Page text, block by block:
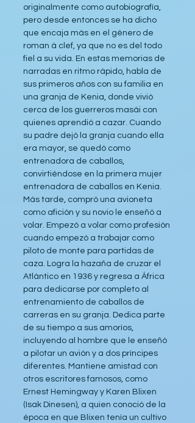
originalmente como autobiografía,
pero desde entonces se ha dicho
que encaja más en el género de
roman á clef, ya que no es del todo
fiel a su vida. En estas memorias de
narradas en ritmo rápido, habla de
sus primeros años con su familia en
una granja de Kenia, donde vivió
cerca de los guerreros masái con
quienes aprendió a cazar. Cuando
su padre dejó la granja cuando ella
era mayor, se quedó como
entrenadora de caballos,
convirtiéndose en la primera mujer
entrenadora de caballos en Kenia.
Más tarde, compró una avioneta
como afición y su novio le enseñó a
volar. Empezó a volar como profesión
cuando empezó a trabajar como
piloto de monte para partidas de
caza. Logra la hazaña de cruzar el
Atlántico en 1936 y regresa a África
para dedicarse por completo al
entrenamiento de caballos de
carreras en su granja. Dedica parte
de su tiempo a sus amoríos,
incluyendo al hombre que le enseñó
a pilotar un avión y a dos príncipes
diferentes. Mantiene amistad con
otros escritores famosos, como
Ernest Hemingway y Karen Blixen
(Isak Dinesen), a quien conoció de la
época en que Blixen tenía un cultivo